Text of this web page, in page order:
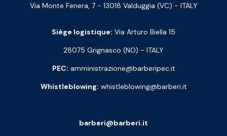
Via Monte Fenera, 7 - 13018 Valduggia (VC) - ITALY
Siège logistique: Via Arturo Biella 15
28075 Grignasco (NO) - ITALY
PEC: amministrazione@barberipec.it
Whistleblowing: whistleblowing@barberi.it
barberi@barberi.it